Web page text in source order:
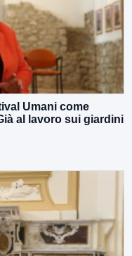
Umani come
al lavoro sui giardini